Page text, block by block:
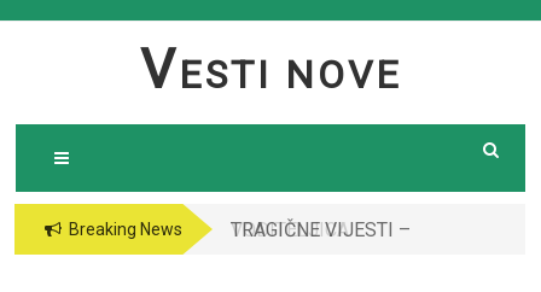
VESTI NOVE
Breaking News
TRAGIČNE VIJESTI –
VODITELJICA